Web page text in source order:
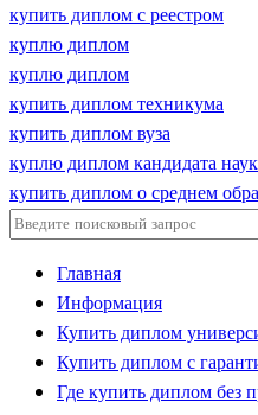
купить диплом с реестром
куплю диплом
куплю диплом
купить диплом техникума
купить диплом вуза
куплю диплом кандидата наук
купить диплом о среднем
Главная
Информация
Купить диплом
Купить диплом с
Где купить диплом без